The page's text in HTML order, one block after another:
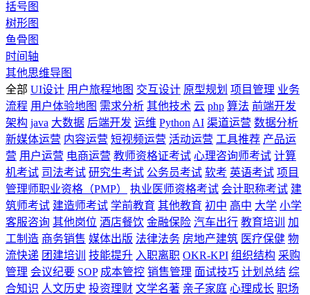
括号图
树形图
鱼骨图
时间轴
其他思维导图
全部 UI设计 用户旅程地图 交互设计 原型规划 项目管理 业务
流程 用户体验地图 需求分析 其他技术 云 php 算法 前端开发
架构 java 大数据 后端开发 运维 Python AI 渠道运营 数据分析
新媒体运营 内容运营 短视频运营 活动运营 工具推荐 产品运
营 用户运营 电商运营 教师资格证考试 心理咨询师考试 计算
机考试 司法考试 研究生考试 公务员考试 软考 英语考试 项目
管理师职业资格（PMP）
执业医师资格考试 会计职称考试 建
筑师考试 建造师考试 学前教育 其他教育 初中 高中 大学 小学
客服咨询 其他岗位 酒店餐饮 金融保险 汽车出行 教育培训
加
工制造 商务销售 媒体出版 法律法务 房地产建筑 医疗保健 物
流快递 团建培训 技能提升 入职离职 OKR-KPI 组织结构 采购
管理 会议纪要 SOP 成本管控 销售管理 面试技巧 计划总结 综
合知识 人文历史 投资理财 文学名著 亲子家庭 心理成长 职场